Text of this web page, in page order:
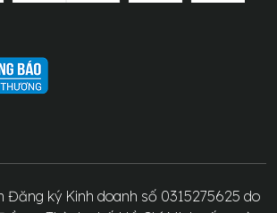
Đăng ký Kinh doanh số 0315275625 do